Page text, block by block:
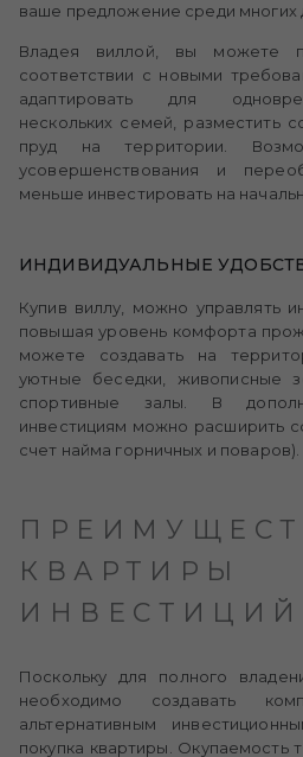
ваше предложение среди многих
Владея виллой, вы можете
соответствии с новыми
адаптировать для
нескольких семей, разместить
пруд на территории.
усовершенствования и
меньше инвестировать на
ИНДИВИДУАЛЬНЫЕ
Купив виллу, можно управлять
повышая уровень комфорта
можете создавать на
уютные беседки, живописные
спортивные залы. В
инвестициям можно расширить
счет найма горничных и поваров).
ИНВЕСТИЦИЙ
Поскольку для полного
необходимо создавать
альтернативным
покупка квартиры. Окупаемость